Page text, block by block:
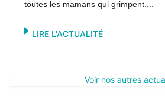
toutes les mamans qui grimpent....
LIRE L'ACTUALITÉ
Voir nos autres